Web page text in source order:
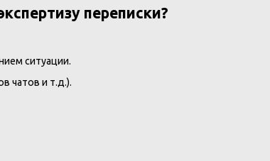
переписки?
ситуации.
чатов и т.д.).